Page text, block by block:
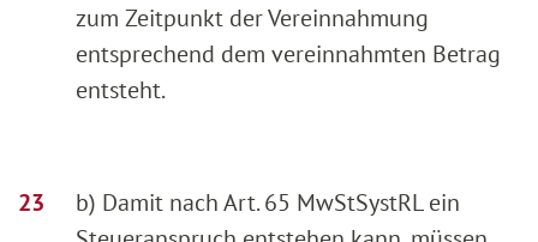
zum Zeitpunkt der Vereinnahmung
entsprechend dem vereinnahmten Betrag
entsteht.
b) Damit nach Art. 65 MwStSystRL ein